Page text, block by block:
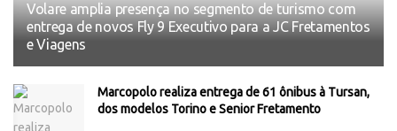
Volare amplia presença no segmento de turismo com
entrega de novos Fly 9 Executivo para a JC Fretamentos
e Viagens
Marcopolo realiza entrega de 61 ônibus à Tursan,
dos modelos Torino e Senior Fretamento